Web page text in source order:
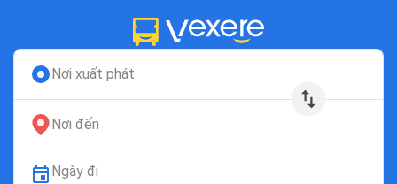
Nơi xuất phát
Nơi đến
Ngày đi